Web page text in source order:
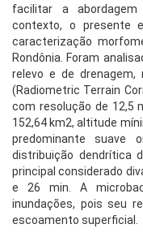
facilitar a
contexto, o presente
caracterização
Rondônia. Foram
relevo e de drenagem,
(Radiometric Terrain
com resolução de 12,5
152,64 km2, altitude
predominante suave
distribuição dendrítica
principal considerado
e 26 min. A
inundações, pois seu
escoamento superficial.